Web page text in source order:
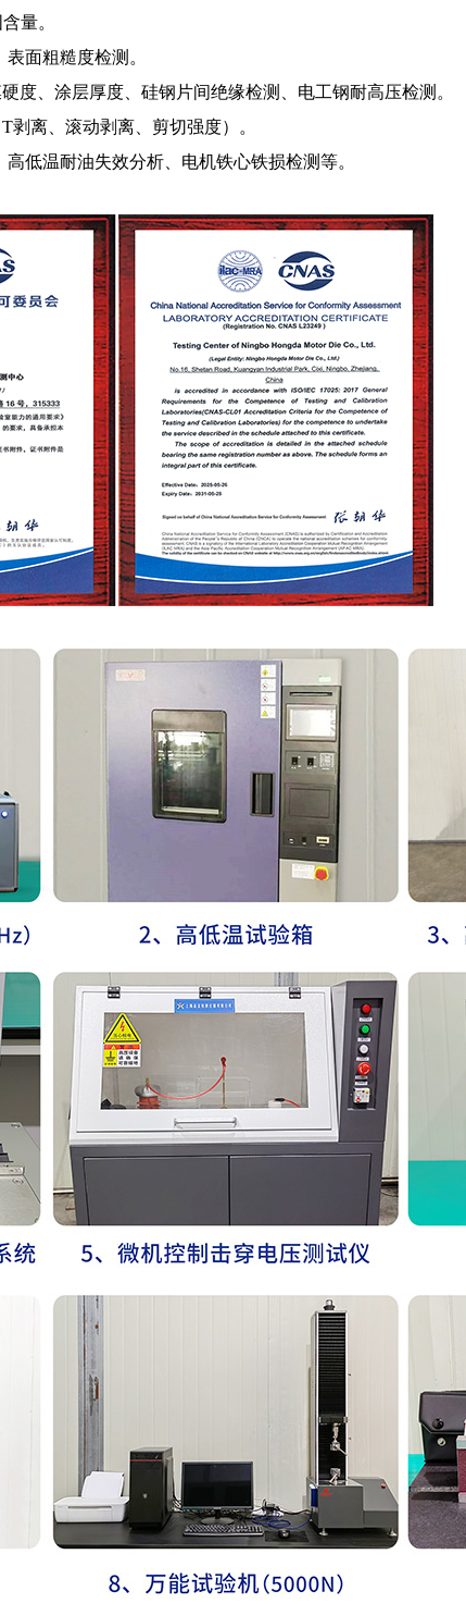
量。
面粗糙度检测。
度、涂层厚度、硅钢片间绝缘检测、电工钢耐高压检测。
离、滚动剥离、剪切强度）。
低温耐油失效分析、电机铁心铁损检测等。